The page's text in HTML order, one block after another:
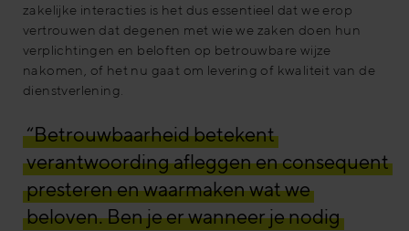
zakelijke interacties is het dus essentieel dat we erop
vertrouwen dat degenen met wie we zaken doen hun
verplichtingen en beloften op betrouwbare wijze
nakomen, of het nu gaat om levering of kwaliteit van de
dienstverlening.
“Betrouwbaarheid betekent
verantwoording afleggen en consequent
presteren en waarmaken wat we
beloven. Ben je er wanneer je nodig